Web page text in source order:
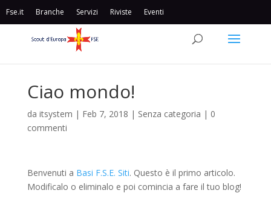
Fse.it Branche Servizi Riviste Eventi
Ciao mondo!
da itsystem | Feb 7, 2018 | Senza categoria | 0
commenti
Benvenuti a Basi F.S.E. Siti. Questo è il primo articolo.
Modificalo o eliminalo e poi comincia a fare il tuo blog!